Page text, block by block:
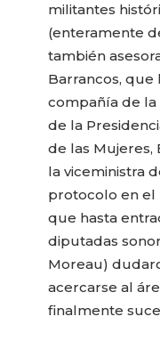
militantes
(enteramente
también
Barrancos, que
compañía de la
de la
de las Mujeres,
la viceministra
protocolo en el
que hasta
diputadas
Moreau)
acercarse al
finalmente